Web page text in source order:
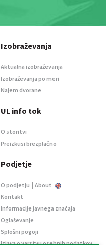
Izobraževanja
Aktualna izobraževanja
Izobraževanja po meri
Najem dvorane
UL info tok
O storitvi
Preizkusi brezplačno
Podjetje
O podjetju | About
Kontakt
Informacije javnega značaja
Oglaševanje
Splošni pogoji
Izjava o varstvu osebnih podatkov